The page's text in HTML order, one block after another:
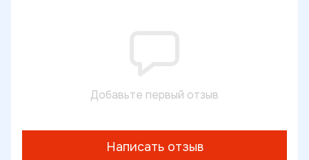
Добавьте первый отзыв
Написать отзыв